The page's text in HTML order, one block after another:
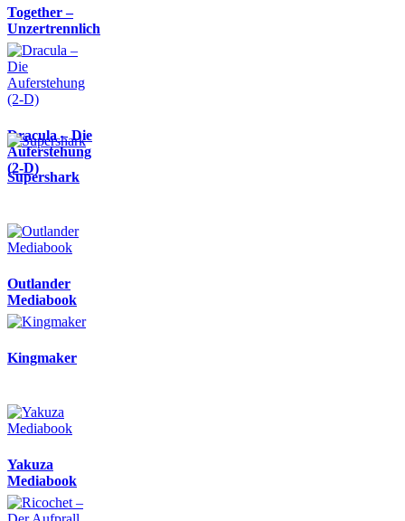
Together –
Unzertrennlich
Dracula – Die
Auferstehung
(2-D)
Supershark
Outlander
Mediabook
Kingmaker
Yakuza
Mediabook